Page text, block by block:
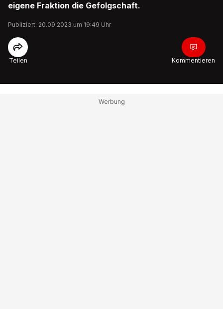
eigene Fraktion die Gefolgschaft.
Publiziert: 20.09.2023 um 19:49 Uhr
Teilen Kommentieren